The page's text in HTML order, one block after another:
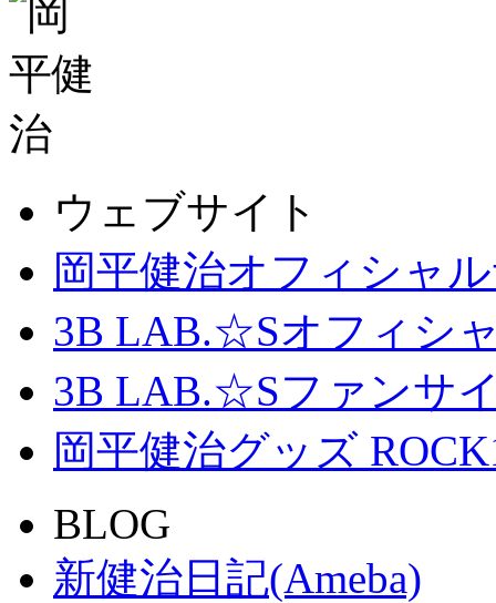
ウェブサイト
岡平健治オフィシャ
3B LAB.☆Sオフィシ
3B LAB.☆Sファンサイ
岡平健治グッズ
BLOG
新健治日記(Ameba)